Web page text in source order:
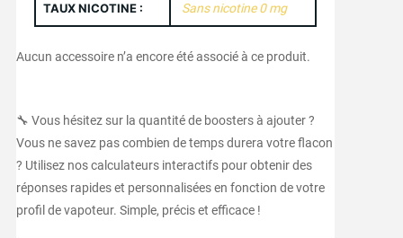
TAUX NICOTINE : Sans nicotine 0 mg
Aucun accessoire n’a encore été associé à ce produit.
🔧 Vous hésitez sur la quantité de boosters à ajouter ?
Vous ne savez pas combien de temps durera votre flacon
? Utilisez nos calculateurs interactifs pour obtenir des
réponses rapides et personnalisées en fonction de votre
profil de vapoteur. Simple, précis et efficace !